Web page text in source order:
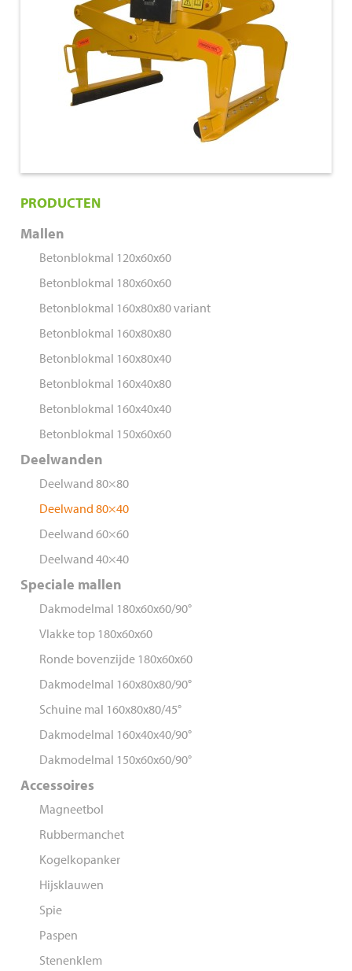
PRODUCTEN
Mallen
Betonblokmal 120x60x60
Betonblokmal 180x60x60
Betonblokmal 160x80x80 variant
Betonblokmal 160x80x80
Betonblokmal 160x80x40
Betonblokmal 160x40x80
Betonblokmal 160x40x40
Betonblokmal 150x60x60
Deelwanden
Deelwand 80×80
Deelwand 80×40
Deelwand 60×60
Deelwand 40×40
Speciale mallen
Dakmodelmal 180x60x60/90°
Vlakke top 180x60x60
Ronde bovenzijde 180x60x60
Dakmodelmal 160x80x80/90°
Schuine mal 160x80x80/45°
Dakmodelmal 160x40x40/90°
Dakmodelmal 150x60x60/90°
Accessoires
Magneetbol
Rubbermanchet
Kogelkopanker
Hijsklauwen
Spie
Paspen
Stenenklem